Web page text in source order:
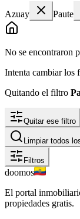
Azuay
Paute
No se encontraron
Intenta cambiar los
Quitando el filtro
Quitar ese filtro
Limpiar todos
Filtros
doomos
El portal
propiedades gratis.